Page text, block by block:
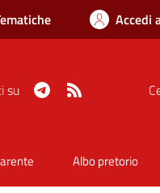
Accedi
su Telegram
Albo pretorio